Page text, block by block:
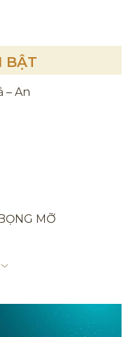
BẬT
– An
MỠ